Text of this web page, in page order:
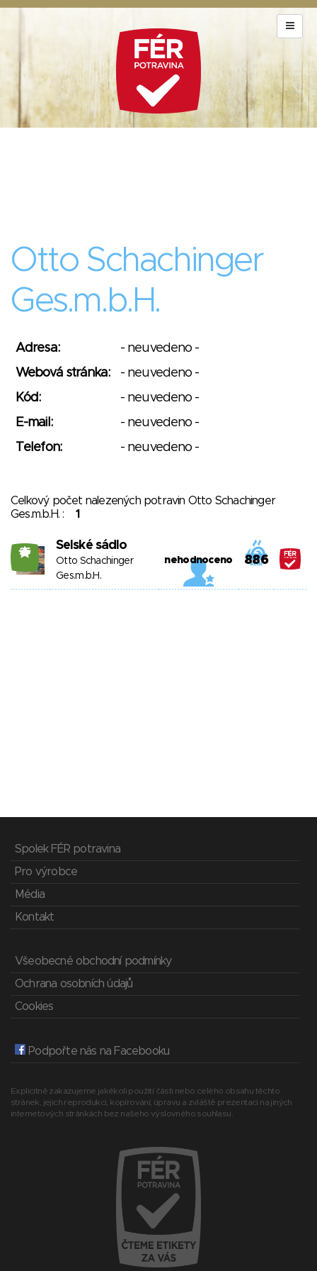
Otto Schachinger
Ges.m.b.H.
Adresa:
- neuvedeno -
Webová stránka:
- neuvedeno -
Kód:
- neuvedeno -
E-mail:
- neuvedeno -
Telefon:
- neuvedeno -
Celkový počet nalezených potravin Otto Schachinger
Ges.m.b.H. :1
25 Selské sádlo
Otto Schachinger
Ges.m.b.H.
nehodnoceno 886
Spolek FÉR potravina
Pro výrobce
Média
Kontakt
Všeobecné obchodní podmínky
Ochrana osobních údajů
Cookies
Podpořte nás na Facebooku
Explicitně zakazujeme jakékoli použití části nebo celého obsahu těchto
stránek, jejich reprodukci, kopírování, úpravu a zvláště prezentaci na jiných
internetových stránkách bez našeho výslovného souhlasu.